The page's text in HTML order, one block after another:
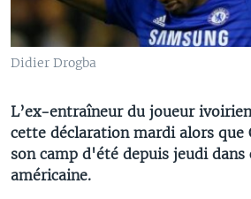
Didier Drogba
L’ex-entraîneur du joueur
cette déclaration mardi alors que
son camp d'été depuis jeudi
américaine.